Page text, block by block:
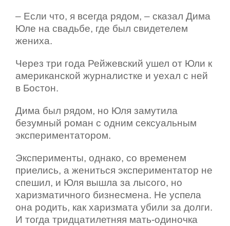
– Если что, я всегда рядом, – сказал Дима
Юле на свадьбе, где был свидетелем
жениха.
Через три года Рейжевский ушел от Юли к
американской журналистке и уехал с ней
в Бостон.
Дима был рядом, но Юля замутила
безумный роман с одним сексуальным
экспериментатором.
Эксперименты, однако, со временем
приелись, а жениться экспериментатор не
спешил, и Юля вышла за лысого, но
харизматичного бизнесмена. Не успела
она родить, как харизмата убили за долги.
И тогда тридцатилетняя мать-одиночка